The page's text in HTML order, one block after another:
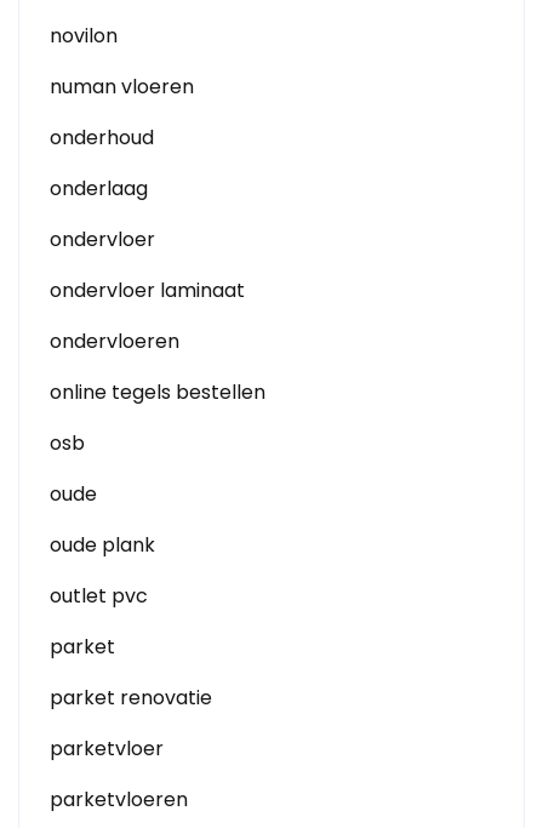
novilon
numan vloeren
onderhoud
onderlaag
ondervloer
ondervloer laminaat
ondervloeren
online tegels bestellen
osb
oude
oude plank
outlet pvc
parket
parket renovatie
parketvloer
parketvloeren